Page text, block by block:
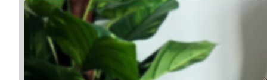
Facebook
TwitterWhatsApp
Line Telegram